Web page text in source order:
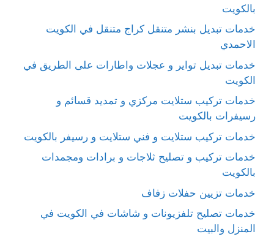
بالكويت
خدمات تبديل بنشر متنقل كراج متنقل في الكويت
الاحمدي
خدمات تبديل تواير و عجلات واطارات على الطريق في
الكويت
خدمات تركيب ستلايت مركزي و تمديد قسائم و
رسيفرات بالكويت
خدمات تركيب ستلايت و فني ستلايت و رسيفر بالكويت
خدمات تركيب و تصليح ثلاجات و برادات ومجمدات
بالكويت
خدمات تزيين حفلات زفاف
خدمات تصليح تلفزيونات و شاشات في الكويت في
المنزل والبيت